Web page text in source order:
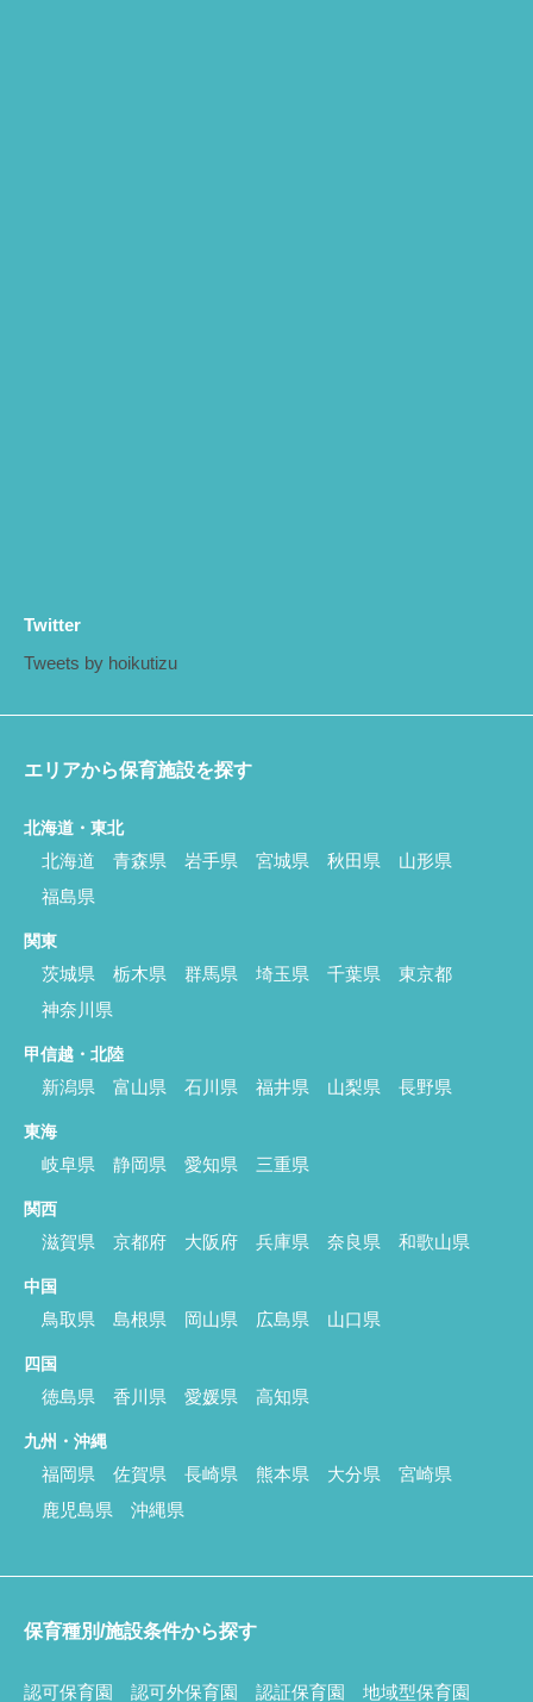
Twitter
Tweets by hoikutizu
エリアから保育施設を探す
北海道・東北
北海道 青森県 岩手県 宮城県 秋田県
山形県
福島県
関東
茨城県 栃木県 群馬県 埼玉県 千葉県
東京都
神奈川県
甲信越・北陸
新潟県 富山県 石川県 福井県 山梨県 長野県
東海
岐阜県 静岡県 愛知県 三重県
関西
滋賀県 京都府 大阪府 兵庫県 奈良県 和歌山県
中国
鳥取県 島根県 岡山県 広島県 山口県
四国
徳島県 香川県 愛媛県 高知県
九州・沖縄
福岡県 佐賀県 長崎県 熊本県 大分県
宮崎県
鹿児島県
沖縄県
保育種別/施設条件から探す
認可保育園 認可外保育園 認証保育園 地域型保育園